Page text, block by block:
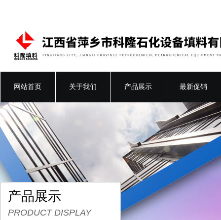
网站首页 关于我们 产品展示 最新促销
产品展示
PRODUCT DISPLAY